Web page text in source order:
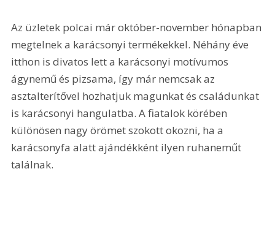
Az üzletek polcai már október-november hónapban
megtelnek a karácsonyi termékekkel. Néhány éve
itthon is divatos lett a karácsonyi motívumos
ágynemű és pizsama, így már nemcsak az
asztalterítővel hozhatjuk magunkat és családunkat
is karácsonyi hangulatba. A fiatalok körében
különösen nagy örömet szokott okozni, ha a
karácsonyfa alatt ajándékként ilyen ruhaneműt
találnak.